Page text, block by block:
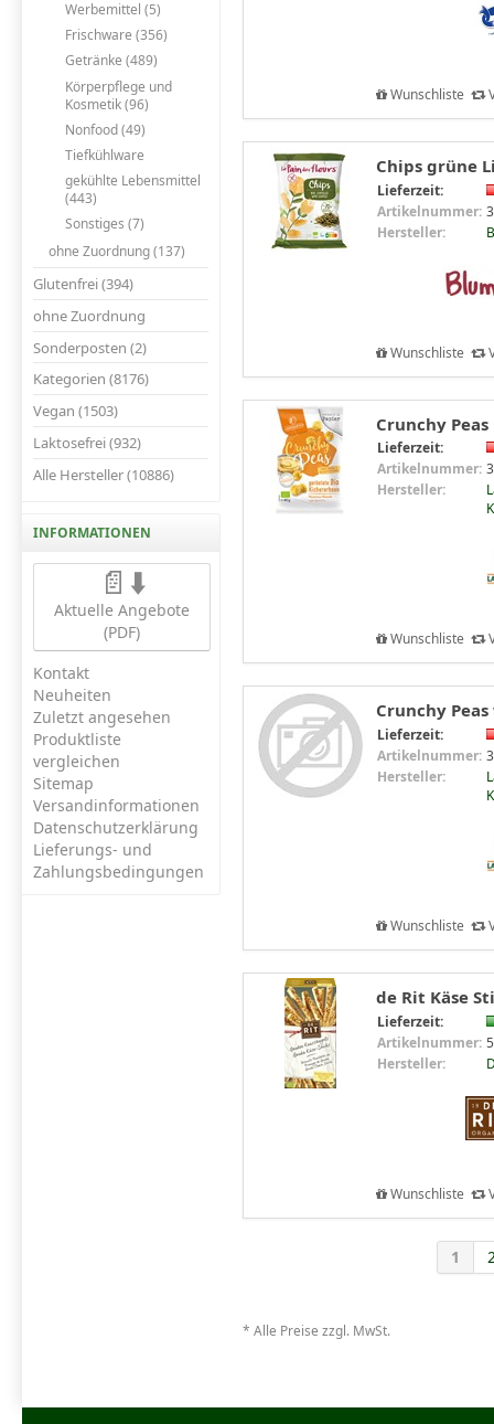
Werbemittel (5)
Frischware (356)
Getränke (489)
Körperpflege und
Kosmetik (96)
Nonfood (49)
Tiefkühlware
gekühlte Lebensmittel
(443)
Sonstiges (7)
ohne Zuordnung (137)
Glutenfrei (394)
ohne Zuordnung
Sonderposten (2)
Kategorien (8176)
Vegan (1503)
Laktosefrei (932)
Alle Hersteller (10886)
INFORMATIONEN
📄⬇️
Aktuelle Angebote
(PDF)
Kontakt
Neuheiten
Zuletzt angesehen
Produktliste
vergleichen
Sitemap
Versandinformationen
Datenschutzerklärung
Lieferungs- und
Zahlungsbedingungen
Wunschliste
Chips grüne
Lieferzeit:
Artikelnummer:
Hersteller:
Wunschliste
Crunchy
Lieferzeit:
Artikelnummer:
Hersteller:
Wunschliste
Crunchy
Lieferzeit:
Artikelnummer:
Hersteller:
Wunschliste
de Rit Käse
Lieferzeit:
Artikelnummer:
Hersteller:
Wunschliste
1
* Alle Preise zzgl. MwSt.